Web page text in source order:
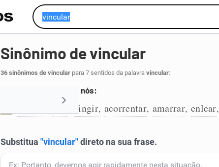
Sinônimo de vincular
36 sinônimos de vincularpara 7 sentidos da palavra vincular:
Prender com laços ou nós:
atar cingir, acorrentar, amarrar, enlear,